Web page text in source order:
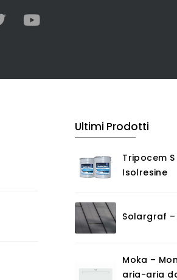
Ultimi Prodotti
Tripocem S
Isolresine
Solargraf
Moka –
aria-aria